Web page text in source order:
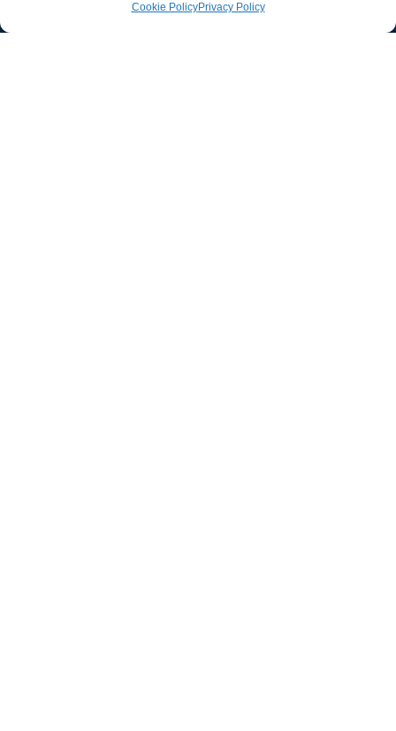
Cookie PolicyPrivacy Policy